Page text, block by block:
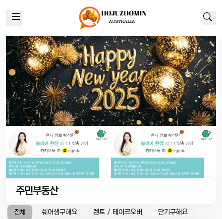
주민부동산
전체 쉐어생구해요 렌트 / 테이크오버 단기구해요